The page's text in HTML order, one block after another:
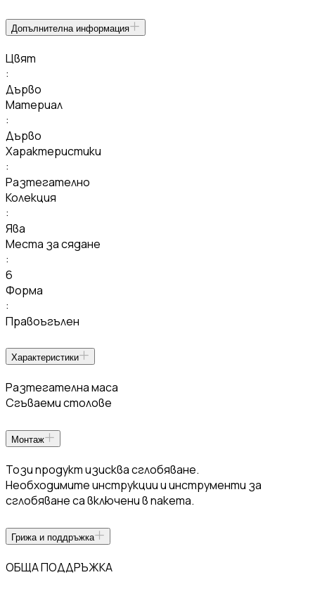
Допълнителна информация
Цвят
:
Дърво
Материал
:
Дърво
Характеристики
:
Разтегателно
Колекция
:
Ява
Места за сядане
:
6
Форма
:
Правоъгълен
Характеристики
Разтегателна маса
Сгъваеми столове
Монтаж
Този продукт изисква сглобяване.
Необходимите инструкции и инструменти за
сглобяване са включени в пакета.
Грижа и поддръжка
ОБЩА ПОДДРЪЖКА